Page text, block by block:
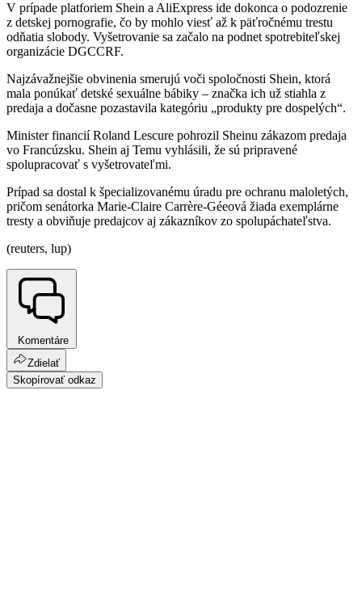
V prípade platforiem Shein a AliExpress ide dokonca o podozrenie
z detskej pornografie, čo by mohlo viesť až k päťročnému trestu
odňatia slobody. Vyšetrovanie sa začalo na podnet spotrebiteľskej
organizácie DGCCRF.
Najzávažnejšie obvinenia smerujú voči spoločnosti Shein, ktorá
mala ponúkať detské sexuálne bábiky – značka ich už stiahla z
predaja a dočasne pozastavila kategóriu „produkty pre dospelých“.
Minister financií Roland Lescure pohrozil Sheinu zákazom predaja
vo Francúzsku. Shein aj Temu vyhlásili, že sú pripravené
spolupracovať s vyšetrovateľmi.
Prípad sa dostal k špecializovanému úradu pre ochranu maloletých,
pričom senátorka Marie-Claire Carrère-Géeová žiada exemplárne
tresty a obviňuje predajcov aj zákazníkov zo spolupáchateľstva.
(reuters, lup)
Komentáre
Zdielať
Skopírovať odkaz